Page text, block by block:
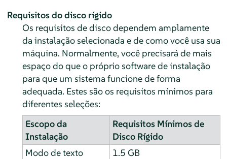
Requisitos do disco rígido
Os requisitos de disco dependem amplamente
da instalação selecionada e de como você usa sua
máquina. Normalmente, você precisará de mais
espaço do que o próprio software de instalação
para que um sistema funcione de forma
adequada. Estes são os requisitos mínimos para
diferentes seleções:
Escopo da
Instalação
Requisitos Mínimos de
Disco Rígido
Modo de texto
1.5 GB